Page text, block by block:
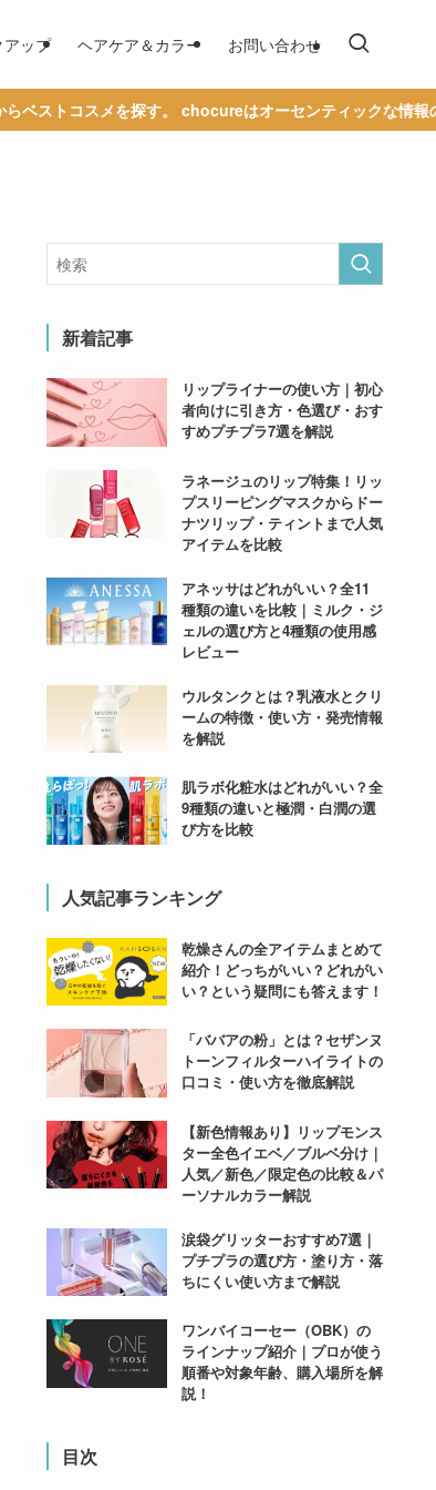
アップ ヘアケア＆カラー お問い合わせ
。 chocureはオーセンティックな情報の発信を通じて、あ
新着記事
リップライナーの使い方｜初心
者向けに引き方・色選び・おす
すめプチプラ7選を解説
ラネージュのリップ特集！リッ
プスリーピングマスクからドー
ナツリップ・ティントまで人気
アイテムを比較
アネッサはどれがいい？全11
種類の違いを比較｜ミルク・ジ
ェルの選び方と4種類の使用感
レビュー
ウルタンクとは？乳液水とクリ
ームの特徴・使い方・発売情報
を解説
肌ラボ化粧水はどれがいい？全
9種類の違いと極潤・白潤の選
び方を比較
人気記事ランキング
乾燥さんの全アイテムまとめて
紹介！どっちがいい？どれがい
い？という疑問にも答えます！
「ババアの粉」とは？セザンヌ
トーンフィルターハイライトの
口コミ・使い方を徹底解説
【新色情報あり】リップモンス
ター全色イエベ／ブルベ分け｜
人気／新色／限定色の比較＆パ
ーソナルカラー解説
涙袋グリッターおすすめ7選｜
プチプラの選び方・塗り方・落
ちにくい使い方まで解説
ワンバイコーセー（OBK）の
ラインナップ紹介｜プロが使う
順番や対象年齢、購入場所を解
説！
目次